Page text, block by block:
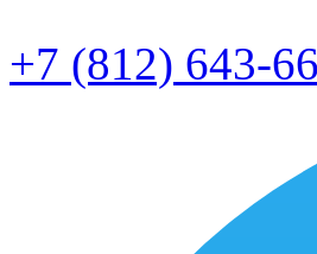
+7 (812) 643-